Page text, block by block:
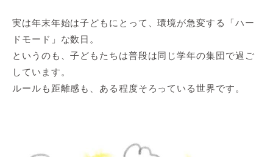
実は年末年始は子どもにとって、環境が急変する「ハー
ドモード」な数日。
というのも、子どもたちは普段は同じ学年の集団で過ご
しています。
ルールも距離感も、ある程度そろっている世界です。